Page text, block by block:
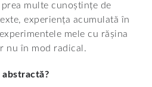
multe cunoștințe de
experiența acumulată în
mele cu rășina
nu în mod radical.